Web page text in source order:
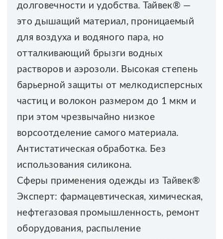
долговечности и удобства. Тайвек® —
это дышащий материал, проницаемый
для воздуха и водяного пара, но
отталкивающий брызги водных
растворов и аэрозоли. Высокая степень
барьерной защиты от мелкодисперсных
частиц и волокон размером до 1 мкм и
при этом чрезвычайно низкое
ворсоотделение самого материала.
Антистатическая обработка. Без
использования силикона.
Сферы применения одежды из Тайвек®
Эксперт: фармацевтическая, химическая,
нефтегазовая промышленность, ремонт
оборудования, распыление